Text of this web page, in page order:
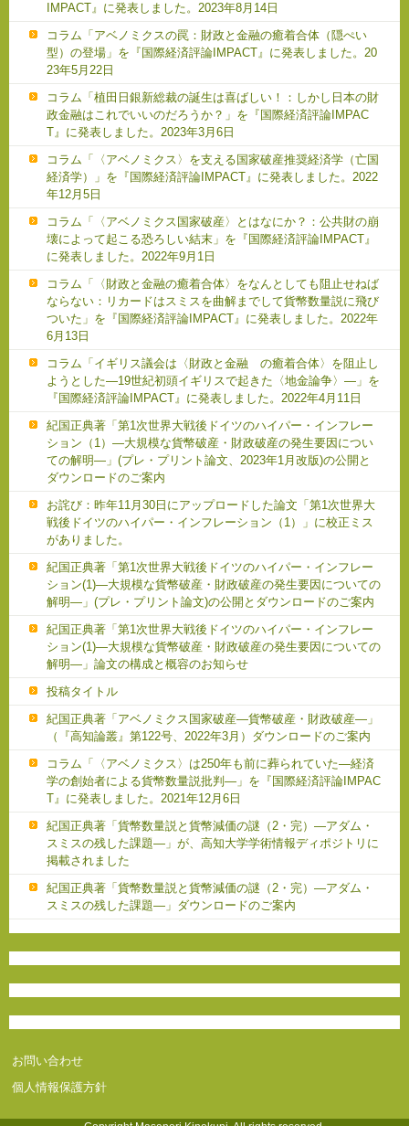
IMPACT』に発表しました。2023年8月14日
コラム「アベノミクスの罠：財政と金融の癒着合体（隠ぺい
型）の登場」を『国際経済評論IMPACT』に発表しました。20
23年5月22日
コラム「植田日銀新総裁の誕生は喜ばしい！：しかし日本の財
政金融はこれでいいのだろうか？」を『国際経済評論IMPAC
T』に発表しました。2023年3月6日
コラム「〈アベノミクス〉を支える国家破産推奨経済学（亡国
経済学）」を『国際経済評論IMPACT』に発表しました。2022
年12月5日
コラム「〈アベノミクス国家破産〉とはなにか？：公共財の崩
壊によって起こる恐ろしい結末」を『国際経済評論IMPACT』
に発表しました。2022年9月1日
コラム「〈財政と金融の癒着合体〉をなんとしても阻止せねば
ならない：リカードはスミスを曲解までして貨幣数量説に飛び
ついた」を『国際経済評論IMPACT』に発表しました。2022年
6月13日
コラム「イギリス議会は〈財政と金融 の癒着合体〉を阻止し
ようとした―19世紀初頭イギリスで起きた〈地金論争〉―」を
『国際経済評論IMPACT』に発表しました。2022年4月11日
紀国正典著「第1次世界大戦後ドイツのハイパー・インフレー
ション（1）―大規模な貨幣破産・財政破産の発生要因につい
ての解明―」(プレ・プリント論文、2023年1月改版)の公開と
ダウンロードのご案内
お詫び：昨年11月30日にアップロードした論文「第1次世界大
戦後ドイツのハイパー・インフレーション（1）」に校正ミス
がありました。
紀国正典著「第1次世界大戦後ドイツのハイパー・インフレー
ション(1)―大規模な貨幣破産・財政破産の発生要因についての
解明―」(プレ・プリント論文)の公開とダウンロードのご案内
紀国正典著「第1次世界大戦後ドイツのハイパー・インフレー
ション(1)―大規模な貨幣破産・財政破産の発生要因についての
解明―」論文の構成と概容のお知らせ
投稿タイトル
紀国正典著「アベノミクス国家破産―貨幣破産・財政破産―」
（『高知論叢』第122号、2022年3月）ダウンロードのご案内
コラム「〈アベノミクス〉は250年も前に葬られていた―経済
学の創始者による貨幣数量説批判―」を『国際経済評論IMPAC
T』に発表しました。2021年12月6日
紀国正典著「貨幣数量説と貨幣減価の謎（2・完）―アダム・
スミスの残した課題―」が、高知大学学術情報ディポジトリに
掲載されました
紀国正典著「貨幣数量説と貨幣減価の謎（2・完）―アダム・
スミスの残した課題―」ダウンロードのご案内
お問い合わせ
個人情報保護方針